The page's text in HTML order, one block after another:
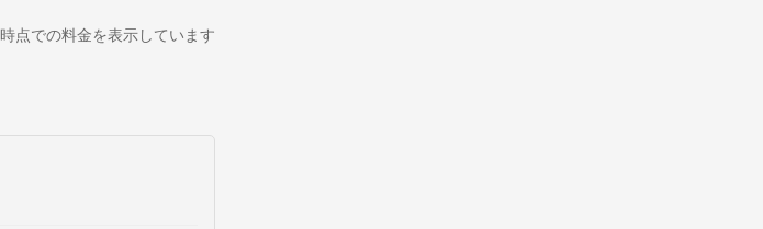
時点での料金を表示しています